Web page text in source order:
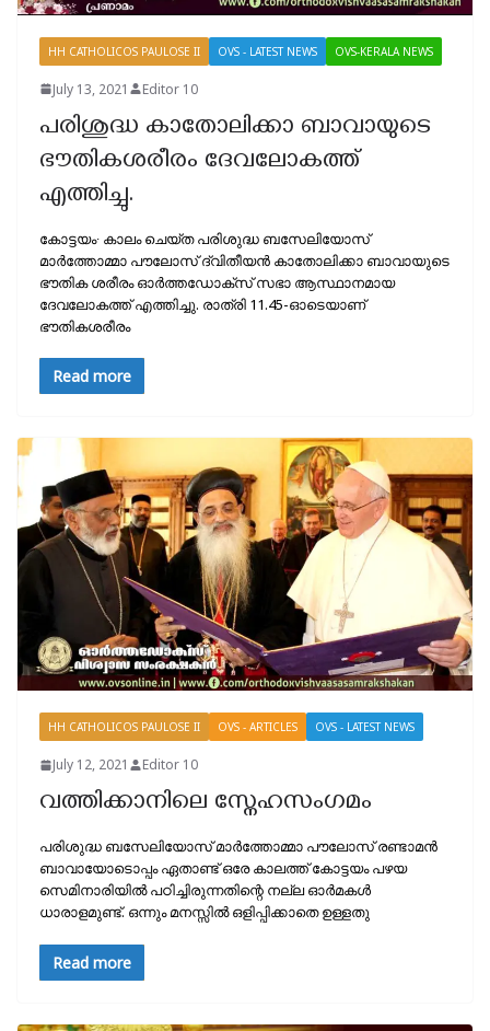
HH CATHOLICOS PAULOSE II OVS - LATEST NEWS OVS-KERALA NEWS
July 13, 2021 Editor 10
പരിശുദ്ധ കാതോലിക്കാ ബാവായുടെ
ഭൗതികശരീരം ദേവലോകത്ത്
എത്തിച്ചു.
കോട്ടയം∙ കാലം ചെയ്ത പരിശുദ്ധ ബസേലിയോസ്
മാർത്തോമ്മാ പൗലോസ് ദ്വിതീയൻ കാതോലിക്കാ ബാവായുടെ
ഭൗതിക ശരീരം ഓർത്തഡോക്സ്‌ സഭാ ആസ്ഥാനമായ
ദേവലോകത്ത് എത്തിച്ചു. രാത്രി 11.45-ഓടെയാണ്
ഭൗതികശരീരം
Read more
HH CATHOLICOS PAULOSE II OVS - ARTICLES OVS - LATEST NEWS
July 12, 2021 Editor 10
വത്തിക്കാനിലെ സ്നേഹസംഗമം
പരിശുദ്ധ ബസേലിയോസ് മാർത്തോമ്മാ പൗലോസ് രണ്ടാമൻ
ബാവായോടൊപ്പം ഏതാണ്ട് ഒരേ കാലത്ത് കോട്ടയം പഴയ
സെമിനാരിയിൽ പഠിച്ചിരുന്നതിന്റെ നല്ല ഓർമകൾ
ധാരാളമുണ്ട്. ഒന്നും മനസ്സിൽ ഒളിപ്പിക്കാതെ ഉള്ളതു
Read more